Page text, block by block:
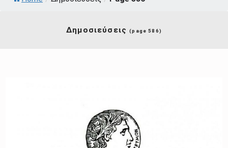
Δημοσιεύσεις (page 586)